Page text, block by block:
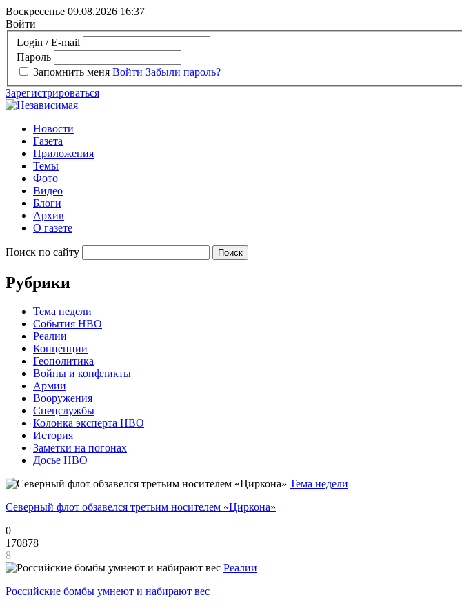
Воскресенье 09.08.2026 16:37
Войти
Login / E-mail
Пароль
Запомнить меня Войти Забыли пароль?
Зарегистрироваться
Новости
Газета
Приложения
Темы
Фото
Видео
Блоги
Архив
О газете
Поиск по сайту
Рубрики
Тема недели
События НВО
Реалии
Концепции
Геополитика
Войны и конфликты
Армии
Вооружения
Спецслужбы
Колонка эксперта НВО
История
Заметки на погонах
Досье НВО
Тема недели
Северный флот обзавелся третьим носителем «Циркона»
0
170878
8
Реалии
Российские бомбы умнеют и набирают вес